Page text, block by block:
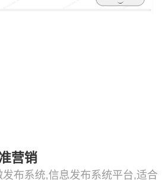
营销
布系统,信息发布系统平台,适合